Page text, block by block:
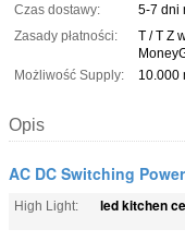
Czas dostawy:
5-7 dni
Zasady płatności:
T / T Z
Możliwość Supply:
10.000
Opis
AC DC Switching
High Light: led kitchen